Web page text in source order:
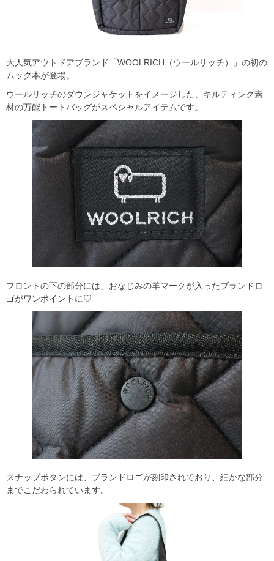
大人気アウトドアブランド「WOOLRICH（ウールリッチ）」の初の
ムック本が登場。
ウールリッチのダウンジャケットをイメージした、キルティング素
材の万能トートバッグがスペシャルアイテムです。
フロントの下の部分には、おなじみの羊マークが入ったブランドロ
ゴがワンポイントに♡
スナップボタンには、ブランドロゴが刻印されており、細かな部分
までこだわられています。